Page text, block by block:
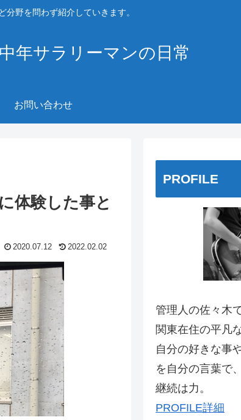
分野を問わず紹介していきます。
年サラリーマンの日常
お問い合わせ
体験した事と
2020.07.12 2022.02.02
PROFILE
管理人の佐々木で
関東在住の平凡
自分の好きな事
を自分の言葉で
継続は力。
PROFILE詳細